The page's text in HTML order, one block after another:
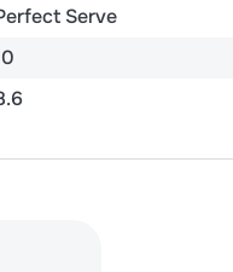
Serve